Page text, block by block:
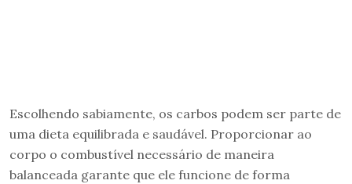
Escolhendo sabiamente, os carbos podem ser parte de
uma dieta equilibrada e saudável. Proporcionar ao
corpo o combustível necessário de maneira
balanceada garante que ele funcione de forma